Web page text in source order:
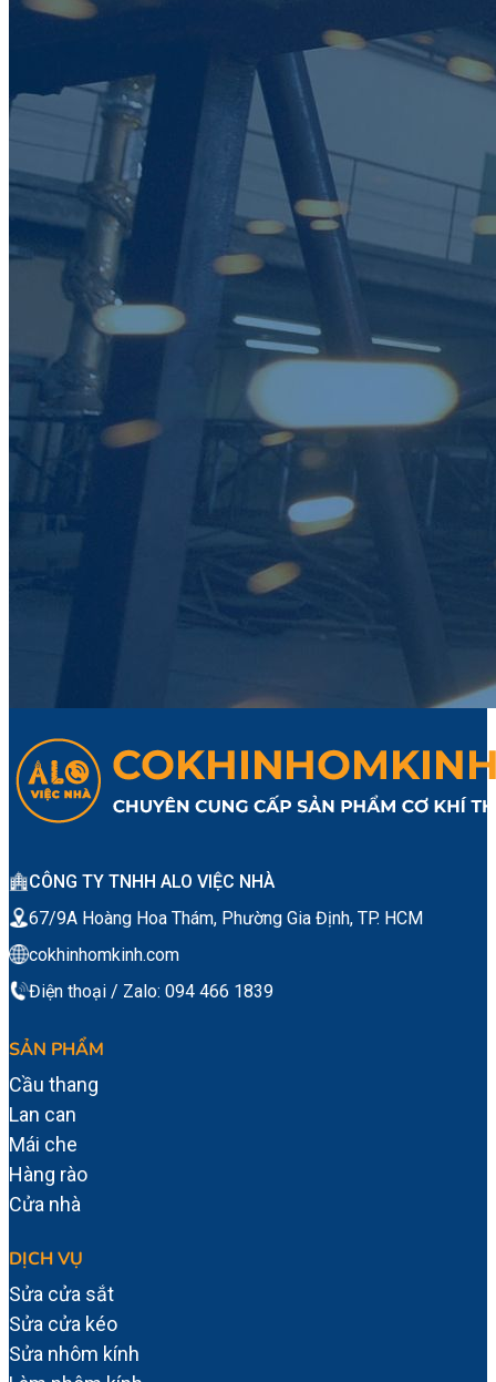
CÔNG TY TNHH ALO VIỆC NHÀ
67/9A Hoàng Hoa Thám, Phường Gia Định, TP. HCM
cokhinhomkinh.com
Điện thoại / Zalo: 094 466 1839
SẢN PHẨM
Cầu thang
Lan can
Mái che
Hàng rào
Cửa nhà
DỊCH VỤ
Sửa cửa sắt
Sửa cửa kéo
Sửa nhôm kính